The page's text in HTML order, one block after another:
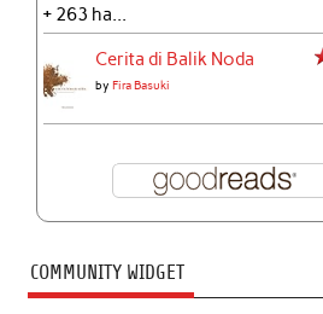
+ 263 ha...
Cerita di Balik Noda
byFira Basuki
COMMUNITY WIDGET